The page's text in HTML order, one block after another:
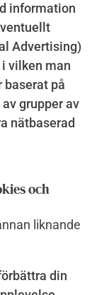
information
Advertising)
vilken man
baserat på
grupper av
nätbaserad
och
liknande
din